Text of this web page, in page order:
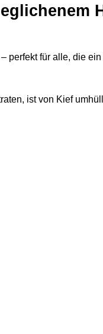
perfekt für alle, die
ist von Kief